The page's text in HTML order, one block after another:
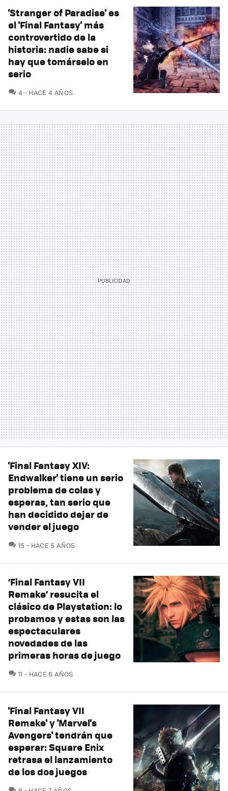
'Stranger of Paradise' es
el 'Final Fantasy' más
controvertido de la
historia: nadie sabe si
hay que tomárselo en
serio
4 COMENTARIOS
HACE 4 AÑOS
'Final Fantasy XIV:
Endwalker' tiene un serio
problema de colas y
esperas, tan serio que
han decidido dejar de
vender el juego
15 COMENTARIOS
HACE 5 AÑOS
‘Final Fantasy VII
Remake’ resucita el
clásico de Playstation: lo
probamos y estas son las
espectaculares
novedades de las
primeras horas de juego
11 COMENTARIOS
HACE 6 AÑOS
'Final Fantasy VII
Remake' y 'Marvel's
Avengers' tendrán que
esperar: Square Enix
retrasa el lanzamiento
de los dos juegos
COMENTARIOS